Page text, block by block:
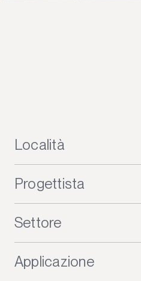
Località
Progettista
Settore
Applicazione